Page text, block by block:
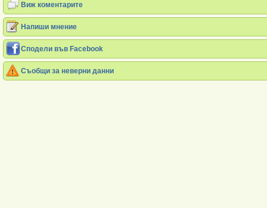
Виж коментарите
Напиши мнение
Сподели във Facebook
Съобщи за неверни данни